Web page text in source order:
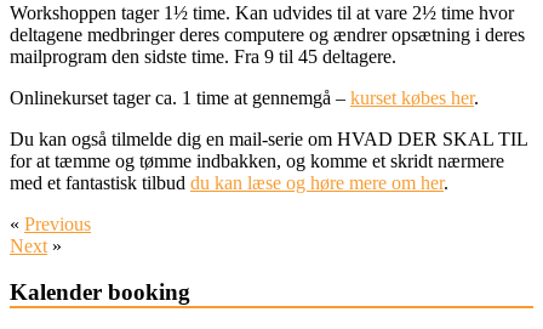
Workshoppen tager 1½ time. Kan udvides til at vare 2½ time hvor
deltagene medbringer deres computere og ændrer opsætning i deres
mailprogram den sidste time. Fra 9 til 45 deltagere.
Onlinekurset tager ca. 1 time at gennemgå – kurset købes her.
Du kan også tilmelde dig en mail-serie om HVAD DER SKAL TIL
for at tæmme og tømme indbakken, og komme et skridt nærmere
med et fantastisk tilbud du kan læse og høre mere om her.
« Previous
Next »
Kalender booking